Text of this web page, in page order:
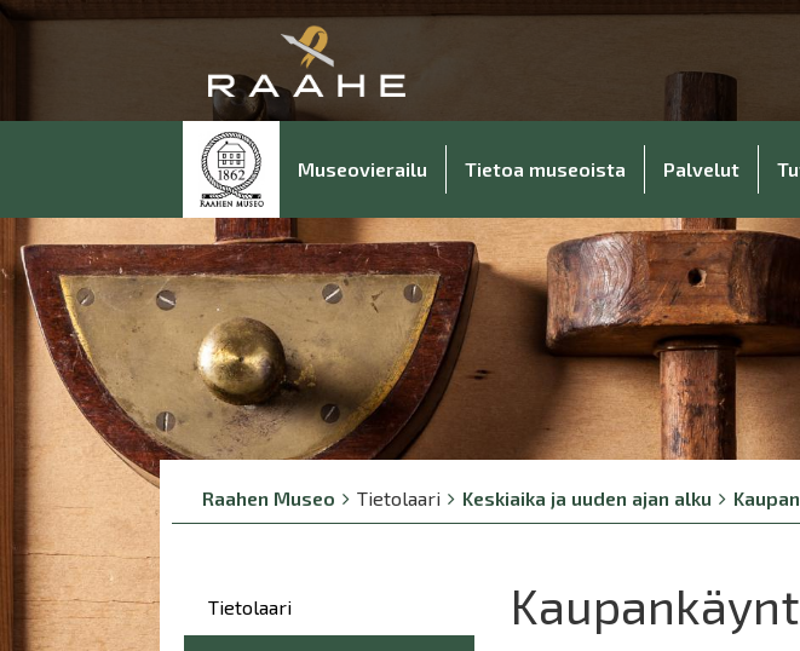
Museovierailu Tietoa museoista Palvelut
Breadcrumbs
You
are
Raahen Museo Tietolaari Keskiaika ja uuden ajan alku
Päävalikko
Tietolaari